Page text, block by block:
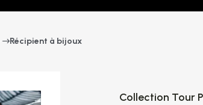
Récipient à bijoux
Collection Tour